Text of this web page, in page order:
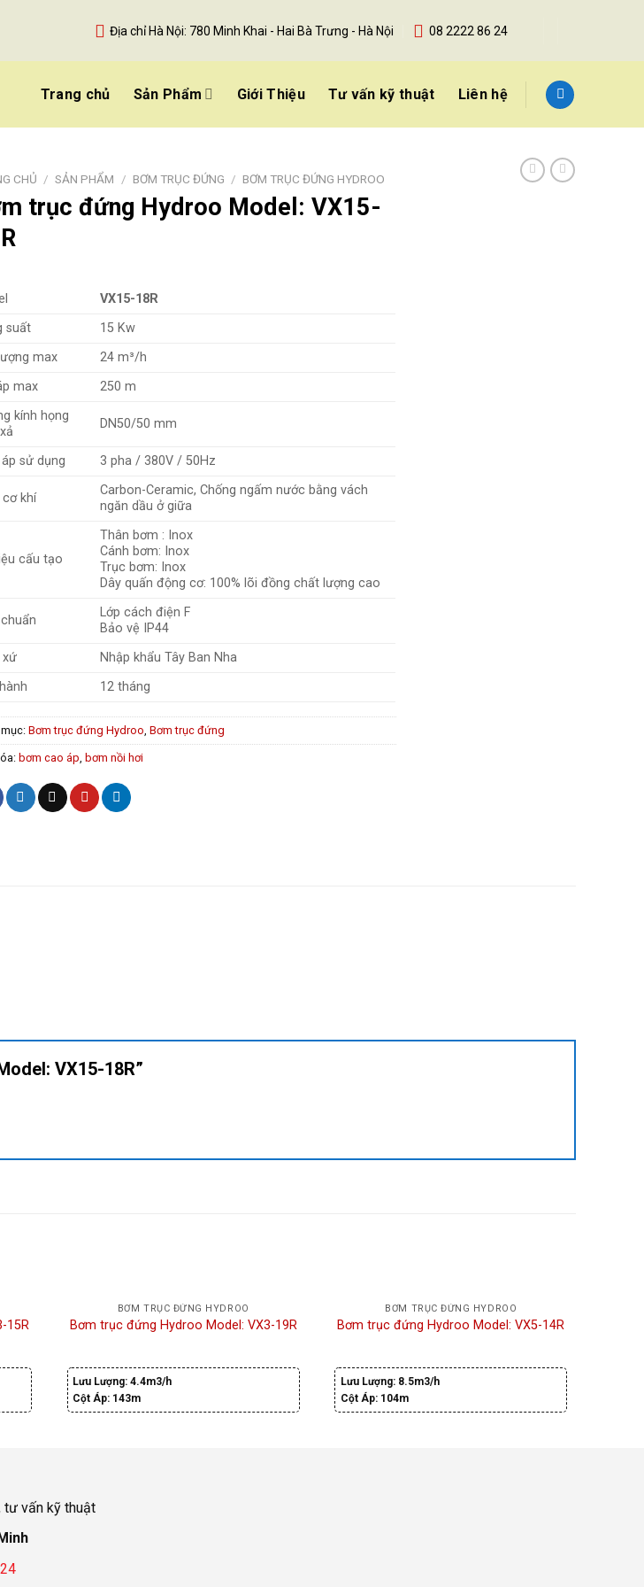
Địa chỉ Hà Nội: 780 Minh Khai - Hai Bà Trưng - Hà Nội 08 2222 86 24
Trang chủ Sản Phẩm Giới Thiệu Tư vấn kỹ thuật Liên hệ
CHỦ / SẢN PHẨM / BƠM TRỤC ĐỨNG / BƠM TRỤC ĐỨNG HYDROO
trục đứng Hydroo Model: VX15-
VX15-18R
suất
15 Kw
max
24 m³/h
max
250 m
kính họng
DN50/50 mm
sử dụng 3 pha / 380V / 50Hz
cơ khí
Carbon-Ceramic, Chống ngấm nước bằng vách
ngăn dầu ở giữa
cấu tạo
Thân bơm : Inox
Cánh bơm: Inox
Trục bơm: Inox
Dây quấn động cơ: 100% lõi đồng chất lượng cao
Lớp cách điện F
Bảo vệ IP44
xứ
Nhập khẩu Tây Ban Nha
12 tháng
mục:Bơm trục đứng Hydroo ,Bơm trục đứng
bơm cao áp bơm nồi hơi
VX15-18R”
15R
BƠM TRỤC ĐỨNG HYDROO
Bơm trục đứng Hydroo Model: VX3-19R
Lưu Lượng:4.4m3/h
Cột Áp: 143m
BƠM TRỤC ĐỨNG HYDROO
Bơm trục đứng Hydroo Model: VX5-14R
Lưu Lượng: 8.5m3/h
Cột Áp: 104m
tư vấn kỹ thuật